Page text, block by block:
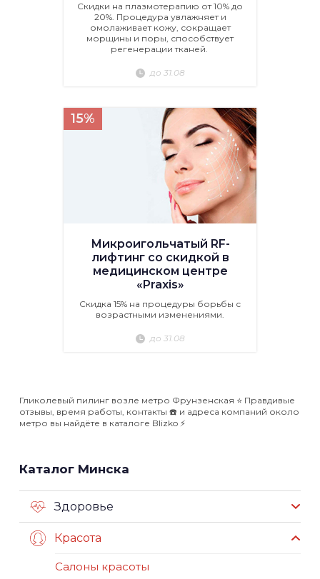
Скидки на плазмотерапию от 10% до
20%. Процедура увлажняет и
омолаживает кожу, сокращает
морщины и поры, способствует
регенерации тканей.
до 31.08
15%
Микроигольчатый RF-
лифтинг со скидкой в
медицинском центре
«Praxis»
Скидка 15% на процедуры борьбы с
возрастными изменениями.
до 31.08
Гликолевый пилинг возле метро Фрунзенская ⭐️ Правдивые
отзывы, время работы, контакты ☎️ и адреса компаний около
метро вы найдёте в каталоге Blizko ⚡️
Каталог Минска
Здоровье
Красота
Салоны красоты